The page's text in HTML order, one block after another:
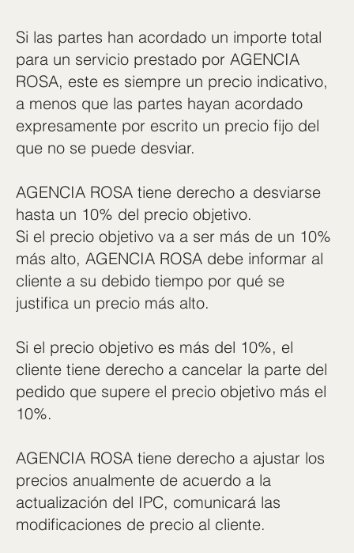
Si las partes han acordado un importe total
para un servicio prestado por AGENCIA
ROSA, este es siempre un precio indicativo,
a menos que las partes hayan acordado
expresamente por escrito un precio fijo del
que no se puede desviar.
AGENCIA ROSA tiene derecho a desviarse
hasta un 10% del precio objetivo.
Si el precio objetivo va a ser más de un 10%
más alto, AGENCIA ROSA debe informar al
cliente a su debido tiempo por qué se
justifica un precio más alto.
Si el precio objetivo es más del 10%, el
cliente tiene derecho a cancelar la parte del
pedido que supere el precio objetivo más el
10%.
AGENCIA ROSA tiene derecho a ajustar los
precios anualmente de acuerdo a la
actualización del IPC, comunicará las
modificaciones de precio al cliente.